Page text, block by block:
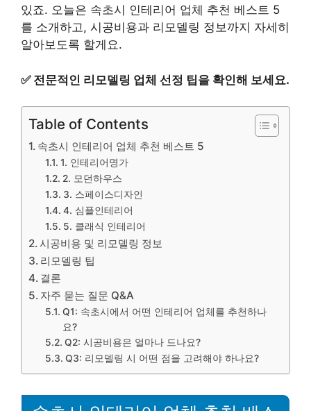
있죠. 오늘은 속초시 인테리어 업체 추천 베스트 5
를 소개하고, 시공비용과 리모델링 정보까지 자세히
알아보도록 할게요.
✅ 전문적인 리모델링 업체 선정 팁을 확인해 보세요.
Table of Contents
속초시 인테리어 업체 추천 베스트 5
1. 인테리어명가
2. 모던하우스
3. 스페이스디자인
4. 심플인테리어
5. 클래식 인테리어
시공비용 및 리모델링 정보
리모델링 팁
결론
자주 묻는 질문 Q&A
Q1: 속초시에서 어떤 인테리어 업체를 추천하나
요?
Q2: 시공비용은 얼마나 드나요?
Q3: 리모델링 시 어떤 점을 고려해야 하나요?